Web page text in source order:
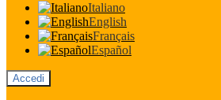
Italiano
English
Français
Español
Accedi